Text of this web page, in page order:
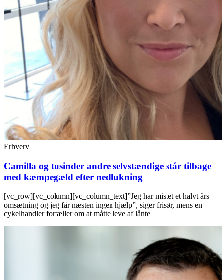
Erhverv
Camilla og tusinder andre selvstændige står tilbage
med kæmpegæld efter nedlukning
[vc_row][vc_column][vc_column_text]”Jeg har mistet et halvt års
omsætning og jeg får næsten ingen hjælp”, siger frisør, mens en
cykelhandler fortæller om at måtte leve af lånte